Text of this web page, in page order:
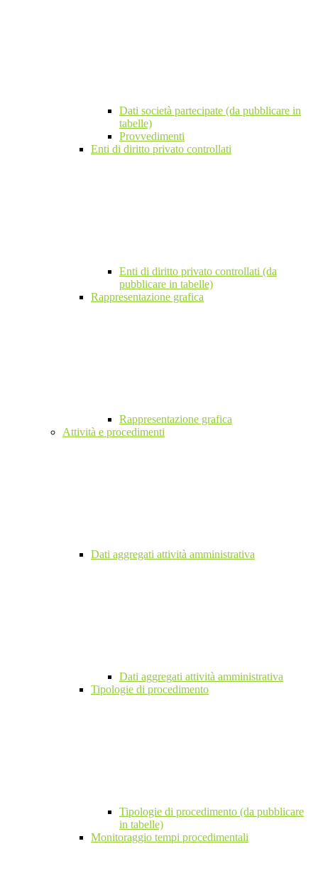
Dati società partecipate (da pubblicare in
tabelle)
Provvedimenti
Enti di diritto privato controllati
Enti di diritto privato controllati (da
pubblicare in tabelle)
Rappresentazione grafica
Rappresentazione grafica
Attività e procedimenti
Dati aggregati attività amministrativa
Dati aggregati attività amministrativa
Tipologie di procedimento
Tipologie di procedimento (da pubblicare
in tabelle)
Monitoraggio tempi procedimentali